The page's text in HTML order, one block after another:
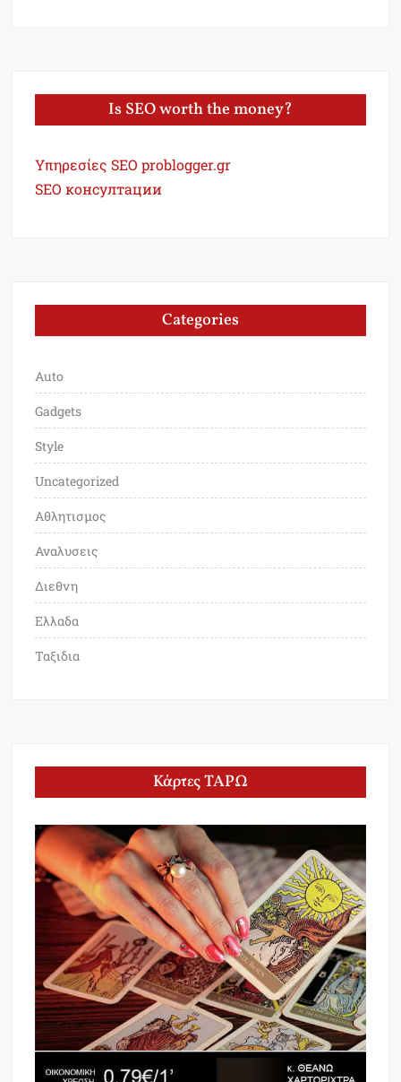
Is SEO worth the money?
Υπηρεσίες SEO problogger.gr
SEO консултации
Categories
Auto
Gadgets
Style
Uncategorized
Αθλητισμος
Αναλυσεις
Διεθνη
Ελλαδα
Ταξιδια
Κάρτες ΤΑΡΩ